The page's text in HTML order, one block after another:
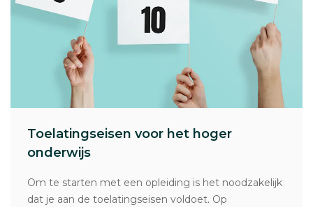
Toelatingseisen voor het hoger
onderwijs
Om te starten met een opleiding is het noodzakelijk
dat je aan de toelatingseisen voldoet. Op